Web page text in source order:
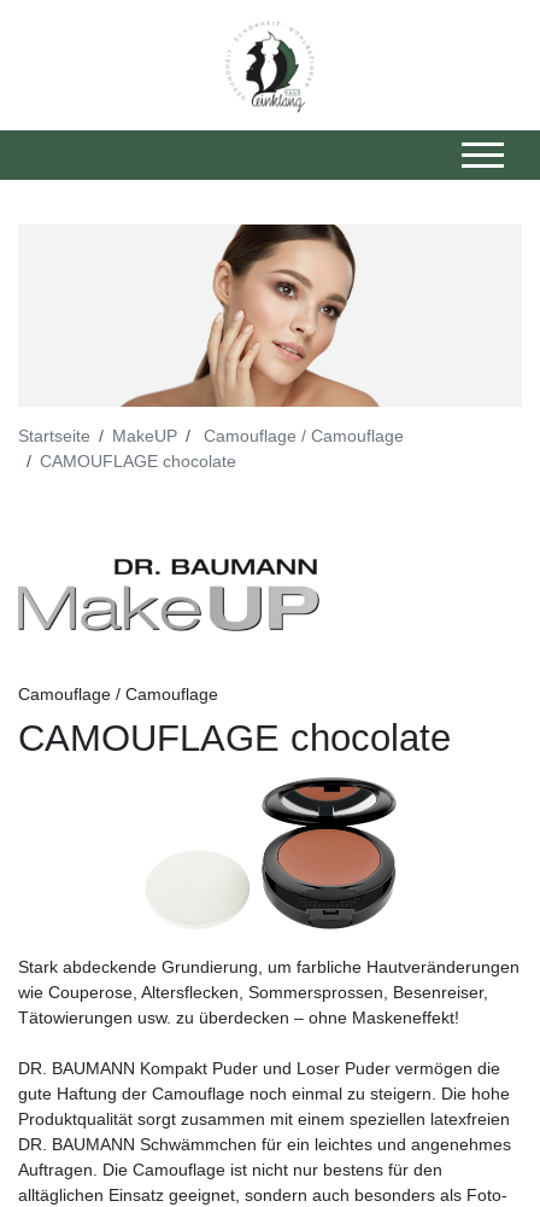
Startseite MakeUP
Camouflage / Camouflage
CAMOUFLAGE chocolate
Camouflage / Camouflage
CAMOUFLAGE chocolate
Stark abdeckende Grundierung, um farbliche Hautveränderungen
wie Couperose, Altersflecken, Sommersprossen, Besenreiser,
Tätowierungen usw. zu überdecken – ohne Maskeneffekt!
DR. BAUMANN Kompakt Puder und Loser Puder vermögen die
gute Haftung der Camouflage noch einmal zu steigern. Die hohe
Produktqualität sorgt zusammen mit einem speziellen latexfreien
DR. BAUMANN Schwämmchen für ein leichtes und angenehmes
Auftragen. Die Camouflage ist nicht nur bestens für den
alltäglichen Einsatz geeignet, sondern auch besonders als Foto-